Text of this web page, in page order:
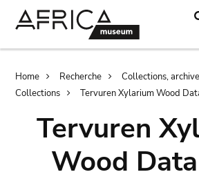
Breadcrumb
Home Recherche
Collections,
Collections
Tervuren Xylarium Wood
Tervuren
Wood